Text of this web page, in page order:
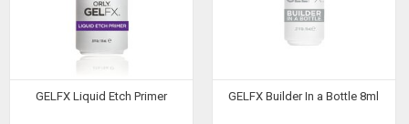
GELFX Liquid Etch Primer GELFX Builder In a Bottle 8ml